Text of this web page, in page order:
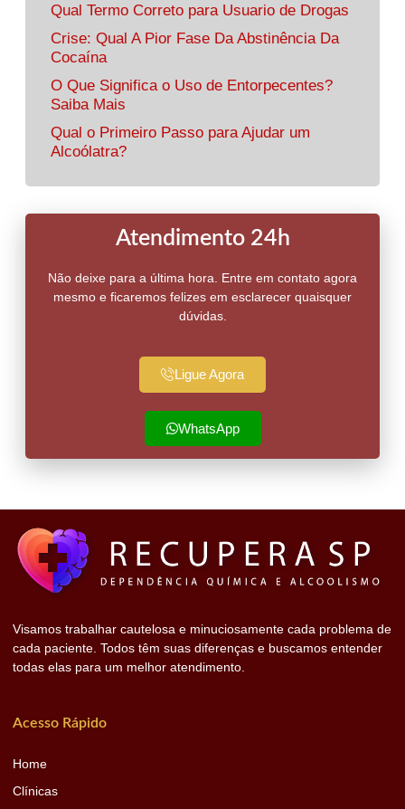
Qual Termo Correto para Usuario de Drogas
Crise: Qual A Pior Fase Da Abstinência Da
Cocaína
O Que Significa o Uso de Entorpecentes?
Saiba Mais
Qual o Primeiro Passo para Ajudar um
Alcoólatra?
Atendimento 24h
Não deixe para a última hora. Entre em contato agora
mesmo e ficaremos felizes em esclarecer quaisquer
dúvidas.
Ligue Agora
WhatsApp
Visamos trabalhar cautelosa e minuciosamente cada problema de
cada paciente. Todos têm suas diferenças e buscamos entender
todas elas para um melhor atendimento.
Acesso Rápido
Home
Clínicas